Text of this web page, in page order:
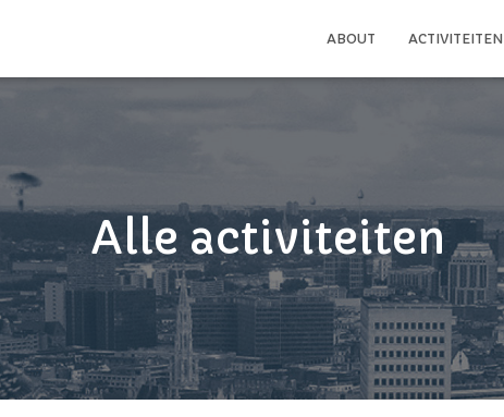
ABOUT ACTIVITEITEN
Alle activiteiten